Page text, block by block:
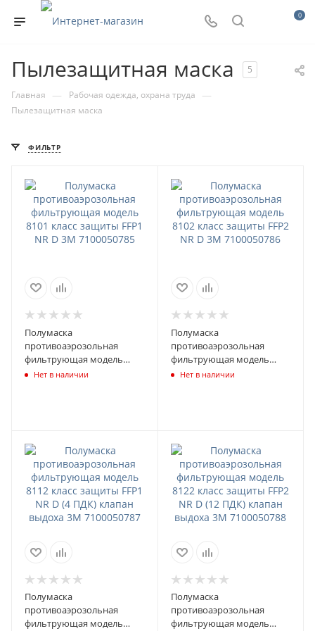
0
Пылезащитная маска 5
Главная — Рабочая одежда, охрана труда —
Пылезащитная маска
ФИЛЬТР
Полумаска
противоаэрозольная
фильтрующая модель
8101 класс защиты FFP1 NR
Нет в наличии
Полумаска
противоаэрозольная
фильтрующая модель
8102 класс защиты FFP2 NR
Нет в наличии
Полумаска
противоаэрозольная
фильтрующая модель
Полумаска
противоаэрозольная
фильтрующая модель